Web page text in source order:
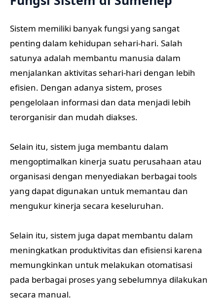
Sistem memiliki banyak fungsi yang sangat
penting dalam kehidupan sehari-hari. Salah
satunya adalah membantu manusia dalam
menjalankan aktivitas sehari-hari dengan lebih
efisien. Dengan adanya sistem, proses
pengelolaan informasi dan data menjadi lebih
terorganisir dan mudah diakses.
Selain itu, sistem juga membantu dalam
mengoptimalkan kinerja suatu perusahaan atau
organisasi dengan menyediakan berbagai tools
yang dapat digunakan untuk memantau dan
mengukur kinerja secara keseluruhan.
Selain itu, sistem juga dapat membantu dalam
meningkatkan produktivitas dan efisiensi karena
memungkinkan untuk melakukan otomatisasi
pada berbagai proses yang sebelumnya dilakukan
secara manual.